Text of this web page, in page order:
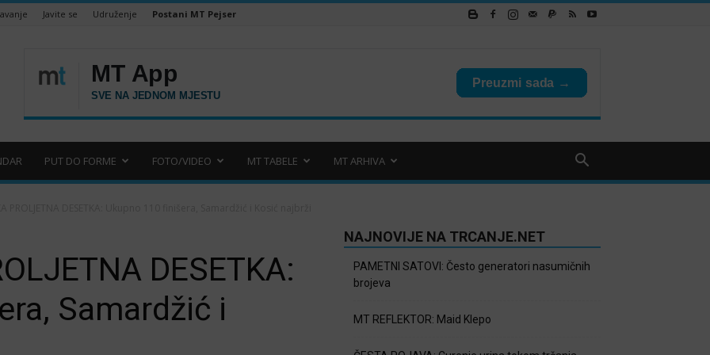
Javite se Udruženje Postani MT Pejser
PUT DO FORME FOTO/VIDEO MT TABELE MT ARHIVA
DESETKA:
Samardžić i
NAJNOVIJE NA TRCANJE.NET
PAMETNI SATOVI: Često generatori nasumičnih
brojeva
MT REFLEKTOR: Maid Klepo